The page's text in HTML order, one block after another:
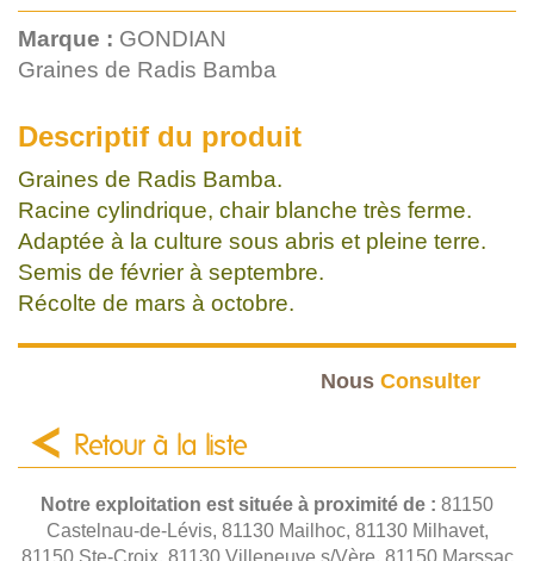
Marque : GONDIAN
Graines de Radis Bamba
Descriptif du produit
Graines de Radis Bamba.
Racine cylindrique, chair blanche très ferme.
Adaptée à la culture sous abris et pleine terre.
Semis de février à septembre.
Récolte de mars à octobre.
Nous Consulter
Retour à la liste
Notre exploitation est située à proximité de : 81150
Castelnau-de-Lévis, 81130 Mailhoc, 81130 Milhavet,
81150 Ste-Croix, 81130 Villeneuve s/Vère, 81150 Marssac